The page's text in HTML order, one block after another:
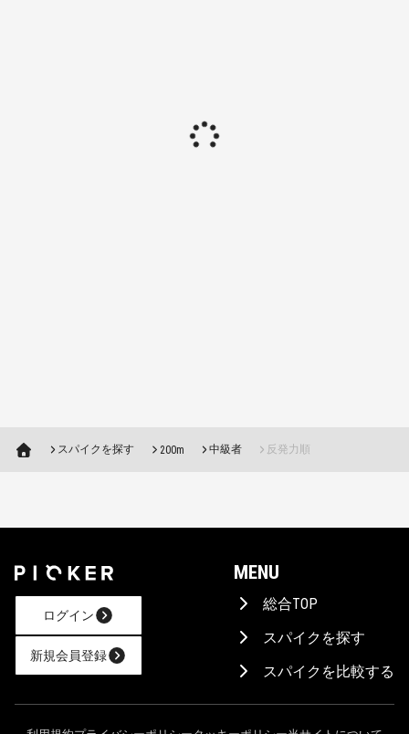
AIに相談！
スパイクを探す 200m 中級者 反発力順
ログイン
新規会員登録
MENU
総合TOP
スパイクを探す
スパイクを比較する